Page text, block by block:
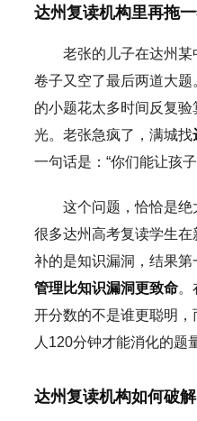
达州复读机构里再拖一
老张的儿子在达州
卷子又空了最后两道大
的小题花太多时间反复
光。老张急疯了，满城找
一句话是：“你们能让孩
这个问题，恰恰是绝
很多达州高考复读学生
补的是知识漏洞，结果第
管理比知识漏洞更致命。
开分数的不是谁更聪明，
人120分钟才能消化的题
达州复读机构如何破